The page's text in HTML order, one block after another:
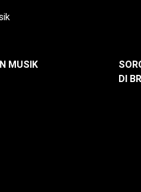
MUSIK
DI